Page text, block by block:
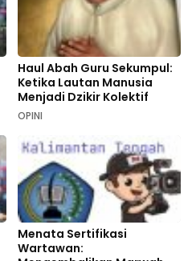
Haul Abah Guru Sekumpul:
Ketika Lautan Manusia
Menjadi Dzikir Kolektif
OPINI
Menata Sertifikasi
Wartawan: